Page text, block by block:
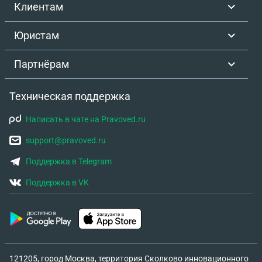
Клиентам
Юристам
Партнёрам
Техническая поддержка
Написать в чате на Pravoved.ru
support@pravoved.ru
Поддержка в Telegram
Поддержка в VK
121205, город Москва, территория Сколково инновационного